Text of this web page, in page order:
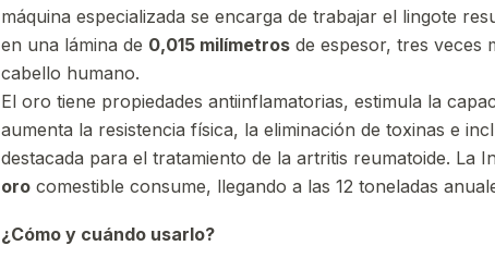
máquina especializada se encarga de trabajar el lingote
en una lámina de 0,015 milímetros de espesor, tres veces
cabello humano.
El oro tiene propiedades antiinflamatorias, estimula la
aumenta la resistencia física, la eliminación de toxinas e
destacada para el tratamiento de la artritis reumatoide. La
oro comestible consume, llegando a las 12 toneladas
¿Cómo y cuándo usarlo?